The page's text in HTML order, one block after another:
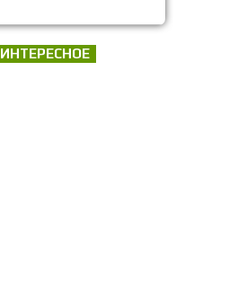
ИНТЕРЕСНОЕ